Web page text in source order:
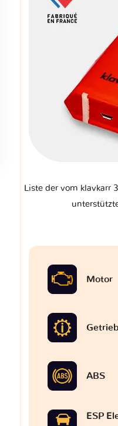
Liste der vom klavkarr
Motor
ABS
ESP